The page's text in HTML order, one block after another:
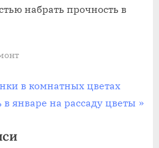
набрать прочность в
в комнатных цветах
в январе на рассаду цветы